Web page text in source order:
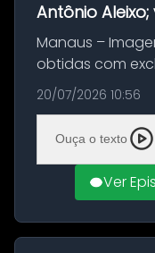
Antônio
Manaus –
obtidas com
momento da
morte de
ocorreu na
20/07/2026 10:56
Ouça o texto
Ver